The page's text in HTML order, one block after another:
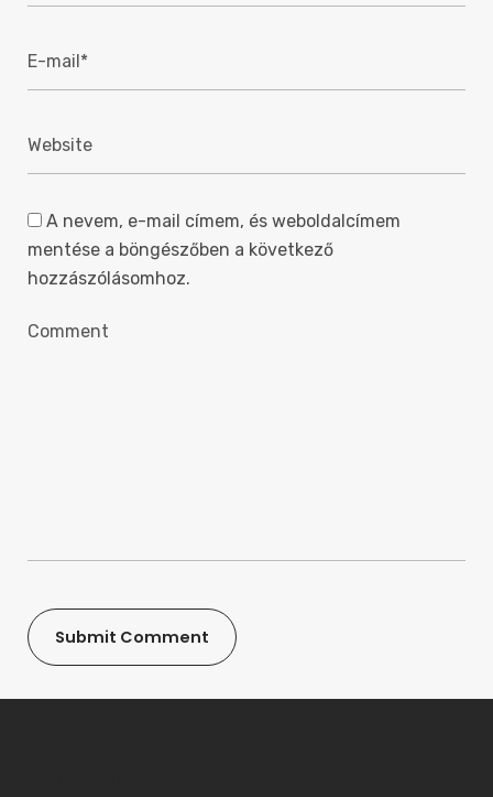
A nevem, e-mail címem, és weboldalcímem
mentése a böngészőben a következő
hozzászólásomhoz.